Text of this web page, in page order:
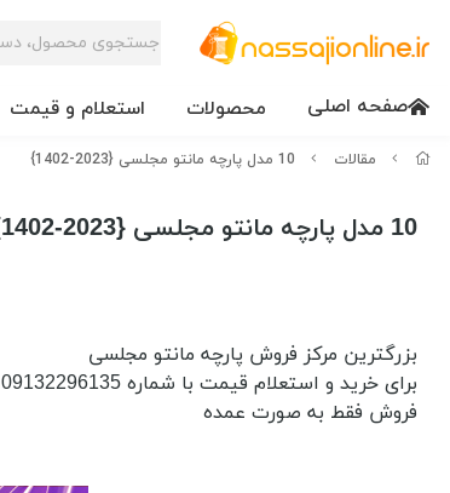
صفحه اصلی محصولات استعلام و قیمت
مقالات
10 مدل پارچه مانتو مجلسی {2023-1402}
بزرگترین مرکز فروش پارچه مانتو مجلسی
برای خرید و استعلام قیمت با شماره 09132296135 تماس حاصل فرمایید
فروش فقط به صورت عمده